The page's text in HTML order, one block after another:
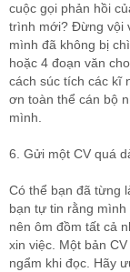
cuộc gọi phản hồi
trình mới? Đừng vội
mình đã không bị
hoặc 4 đoạn văn
cách súc tích các kĩ
ơn toàn thể cán bộ
mình.
6. Gửi một CV quá
Có thể bạn đã từng
bạn tự tin rằng
nên ôm đồm tất cả
xin việc. Một bản
ngẩm khi đọc. Hãy